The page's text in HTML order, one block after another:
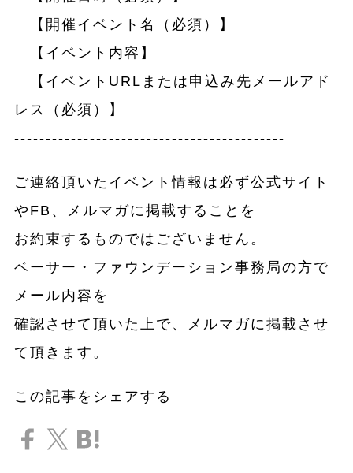
【開催イベント名（必須）】
【イベント内容】
【イベントURLまたは申込み先メールアド
レス（必須）】
-------------------------------------------
ご連絡頂いたイベント情報は必ず公式サイト
やFB、メルマガに掲載することを
お約束するものではございません。
ベーサー・ファウンデーション事務局の方で
メール内容を
確認させて頂いた上で、メルマガに掲載させ
て頂きます。
この記事をシェアする